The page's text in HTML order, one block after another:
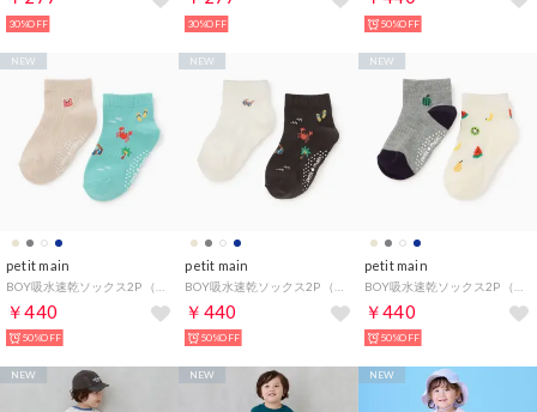
30%OFF 30%OFF 50%OFF
petit main
￥440
NEW
50%OFF
petit main
￥440
NEW
50%OFF
petit main
￥440
NEW
50%OFF
NEW NEW NEW